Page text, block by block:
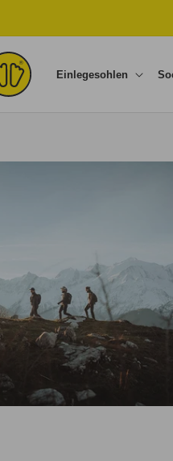
Einlegesohlen